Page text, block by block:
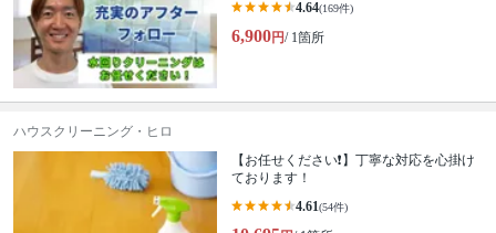
4.64(169件)
6,900円/ 1箇所
ハウスクリーニング・ヒロ
【お任せください❗️】丁寧な対応を心掛け
ております！
4.61(54件)